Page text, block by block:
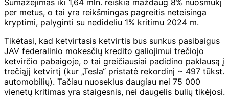
per metus, o tai yra reikšmingas pagreitis neteisinga
kryptimi, palyginti su nedideliu 1% kritimu 2024 m.
Tikėtasi, kad ketvirtasis ketvirtis bus sunkus pasibaigus
JAV federalinio mokesčių kredito galiojimui trečiojo
ketvirčio pabaigoje, o tai greičiausiai padidino paklausą į
trečiąjį ketvirtį (kur „Tesla“ pristatė rekordinį ~ 497 tūkst.
automobilių). Tačiau nuoseklus daugiau nei 75 000
vienetų kritimas yra staigesnis, nei daugelis bulių tikėjosi.